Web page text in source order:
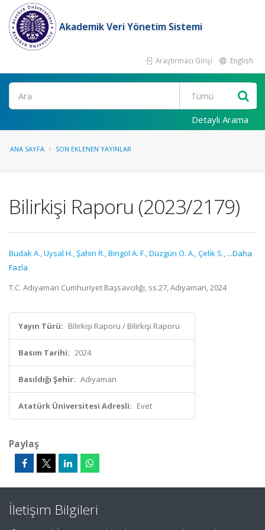
Akademik Veri Yönetim Sistemi
Araştırmacı Girişi English
Ara
Detaylı Arama
ANA SAYFA SON EKLENEN YAYINLAR
Bilirkişi Raporu (2023/2179)
Budak A.,Uysal H.,Şahin R.,Bingöl A. F.,Düzgün O. A.,Çelik S., ...Daha
Fazla
T.C. Adıyaman Cumhuriyet Başsavcılığı, ss.27, Adıyaman, 2024
Yayın Türü: Bilirkişi Raporu / Bilirkişi Raporu
Basım Tarihi: 2024
Basıldığı Şehir: Adıyaman
Atatürk Üniversitesi Adresli: Evet
Paylaş
İletişim Bilgileri